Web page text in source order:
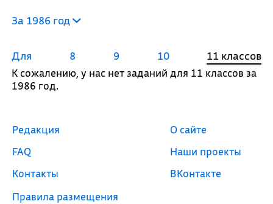
За 1986 год
Для 8 9 10 11 классов
К сожалению, у нас нет заданий для 11 классов за
1986 год.
Редакция
FAQ
Контакты
Правила размещения
О сайте
Наши проекты
ВКонтакте